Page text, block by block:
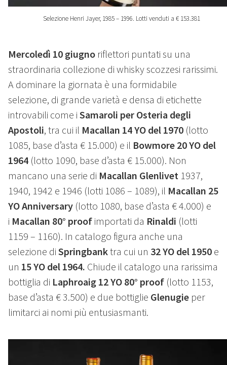
Selezione Henri Jayer, 1985 – 1996. Lotti venduti a € 153.381
Mercoledì 10 giugno riflettori puntati su una
straordinaria collezione di whisky scozzesi rarissimi.
A dominare la giornata è una formidabile
selezione, di grande varietà e densa di etichette
introvabili come i Samaroli per Osteria degli
Apostoli, tra cui il Macallan 14 YO del 1970 (lotto
1085, base d’asta € 15.000) e il Bowmore 20 YO del
1964 (lotto 1090, base d’asta € 15.000). Non
mancano una serie di Macallan Glenlivet 1937,
1940, 1942 e 1946 (lotti 1086 – 1089), il Macallan 25
YO Anniversary (lotto 1080, base d’asta € 4.000) e
i Macallan 80° proof importati da Rinaldi (lotti
1159 – 1160). In catalogo figura anche una
selezione di Springbanktra cui un 32 YO del 1950 e
un 15 YO del 1964. Chiude il catalogo una rarissima
bottiglia di Laphroaig 12 YO 80° proof (lotto 1153,
base d’asta € 3.500) e due bottiglie Glenugie per
limitarci ai nomi più entusiasmanti.